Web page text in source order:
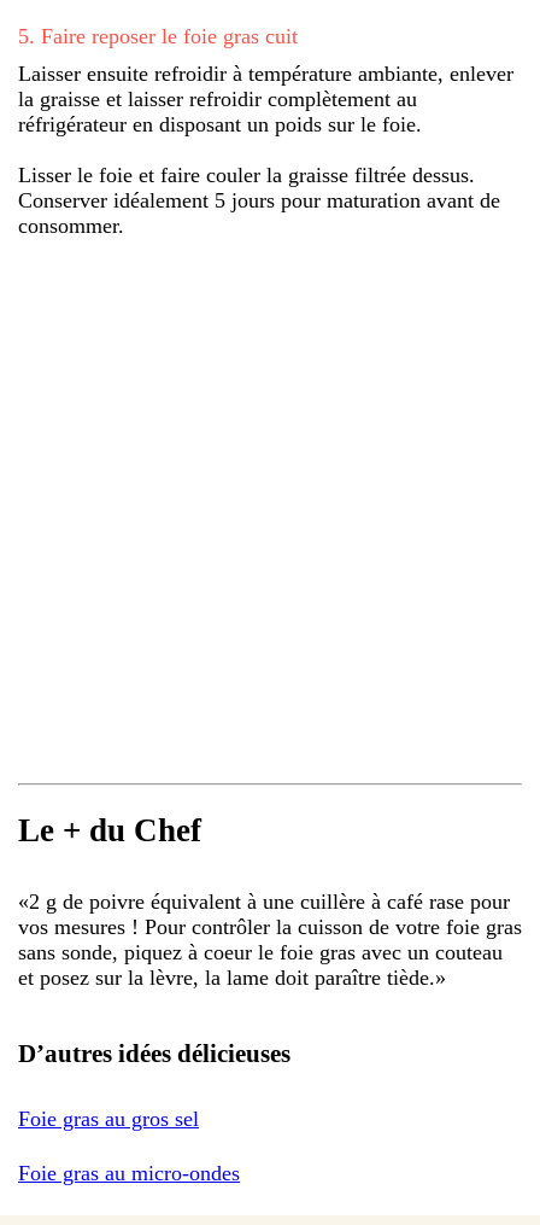
5. Faire reposer le foie gras cuit
Laisser ensuite refroidir à température ambiante, enlever
la graisse et laisser refroidir complètement au
réfrigérateur en disposant un poids sur le foie.
Lisser le foie et faire couler la graisse filtrée dessus.
Conserver idéalement 5 jours pour maturation avant de
consommer.
Le + du Chef
«2 g de poivre équivalent à une cuillère à café rase pour
vos mesures ! Pour contrôler la cuisson de votre foie gras
sans sonde, piquez à coeur le foie gras avec un couteau
et posez sur la lèvre, la lame doit paraître tiède.»
D’autres idées délicieuses
Foie gras au gros sel
Foie gras au micro-ondes